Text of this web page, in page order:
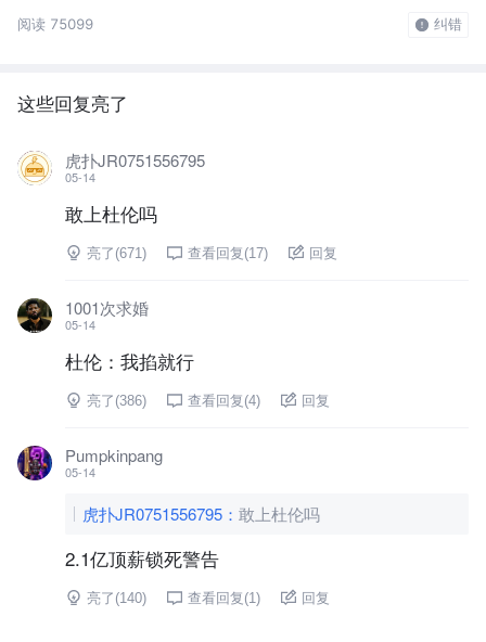
阅读 75099 纠错
这些回复亮了
虎扑JR0751556795
05-14
敢上杜伦吗
亮了(671) 查看回复(17) 回复
1001次求婚
05-14
杜伦：我掐就行
亮了(386) 查看回复(4) 回复
Pumpkinpang
05-14
虎扑JR0751556795 ： 敢上杜伦吗
2.1亿顶薪锁死警告
亮了(140) 查看回复(1) 回复